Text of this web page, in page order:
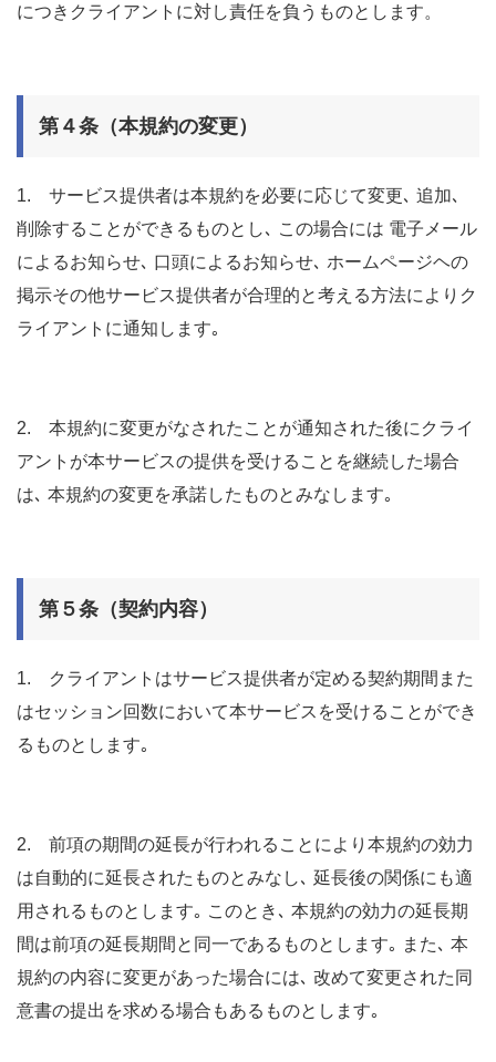
につきクライアントに対し責任を負うものとします。
第４条（本規約の変更）
1. サービス提供者は本規約を必要に応じて変更､ 追加､
削除することができるものとし､ この場合には 電子メール
によるお知らせ､ 口頭によるお知らせ､ ホームページヘの
掲示その他サービス提供者が合理的と考える方法によりク
ライアントに通知します｡
2. 本規約に変更がなされたことが通知された後にクライ
アントが本サービスの提供を受けることを継続した場合
は､ 本規約の変更を承諾したものとみなします｡
第５条（契約内容）
1. クライアントはサービス提供者が定める契約期間また
はセッション回数において本サービスを受けることができ
るものとします｡
2. 前項の期間の延長が行われることにより本規約の効力
は自動的に延長されたものとみなし､ 延長後の関係にも適
用されるものとします｡ このとき､ 本規約の効力の延長期
間は前項の延長期間と同一であるものとします｡ また､ 本
規約の内容に変更があった場合には､ 改めて変更された同
意書の提出を求める場合もあるものとします｡